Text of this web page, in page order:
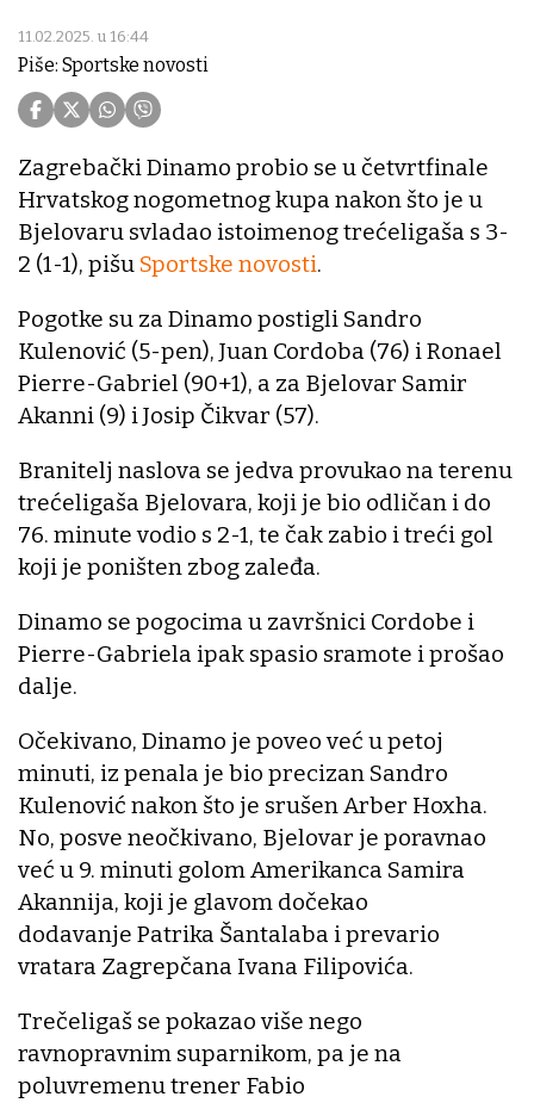
11.02.2025. u 16:44
Piše: Sportske novosti
Zagrebački Dinamo probio se u četvrtfinale
Hrvatskog nogometnog kupa nakon što je u
Bjelovaru svladao istoimenog trećeligaša s 3-
2 (1-1), pišu Sportske novosti.
Pogotke su za Dinamo postigli Sandro
Kulenović (5-pen), Juan Cordoba (76) i Ronael
Pierre-Gabriel (90+1), a za Bjelovar Samir
Akanni (9) i Josip Čikvar (57).
Branitelj naslova se jedva provukao na terenu
trećeligaša Bjelovara, koji je bio odličan i do
76. minute vodio s 2-1, te čak zabio i treći gol
koji je poništen zbog zaleđa.
Dinamo se pogocima u završnici Cordobe i
Pierre-Gabriela ipak spasio sramote i prošao
dalje.
Očekivano, Dinamo je poveo već u petoj
minuti, iz penala je bio precizan Sandro
Kulenović nakon što je srušen Arber Hoxha.
No, posve neočkivano, Bjelovar je poravnao
već u 9. minuti golom Amerikanca Samira
Akannija, koji je glavom dočekao
dodavanje Patrika Šantalaba i prevario
vratara Zagrepčana Ivana Filipovića.
Trečeligaš se pokazao više nego
ravnopravnim suparnikom, pa je na
poluvremenu trener Fabio